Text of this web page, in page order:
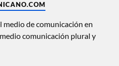
de comunicación en
comunicación plural y